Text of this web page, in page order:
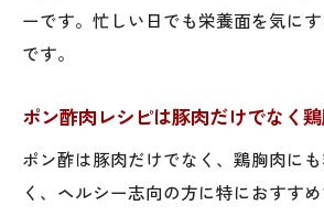
するコツ
味ぽんとポン酢の選び方で
わる理由
ーです。忙しい日でも栄養面を気に
です。
ポン酢肉レシピは豚肉だけでなく
ポン酢は豚肉だけでなく、鶏胸肉に
く、ヘルシー志向の方に特におすす